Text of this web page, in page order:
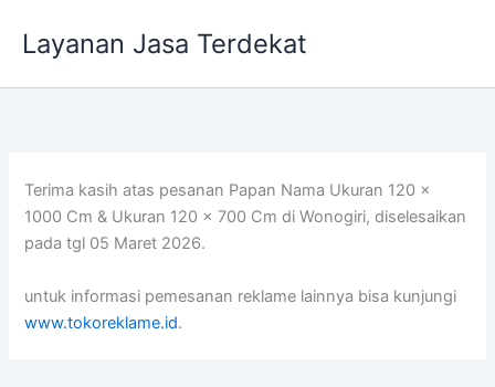
Layanan Jasa Terdekat
Terima kasih atas pesanan Papan Nama Ukuran 120 x
1000 Cm & Ukuran 120 x 700 Cm di Wonogiri, diselesaikan
pada tgl 05 Maret 2026.
untuk informasi pemesanan reklame lainnya bisa kunjungi
www.tokoreklame.id.